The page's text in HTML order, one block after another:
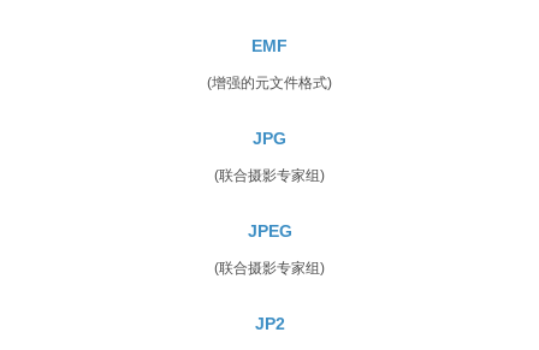
EMF
(增强的元文件格式)
JPG
(联合摄影专家组)
JPEG
(联合摄影专家组)
JP2